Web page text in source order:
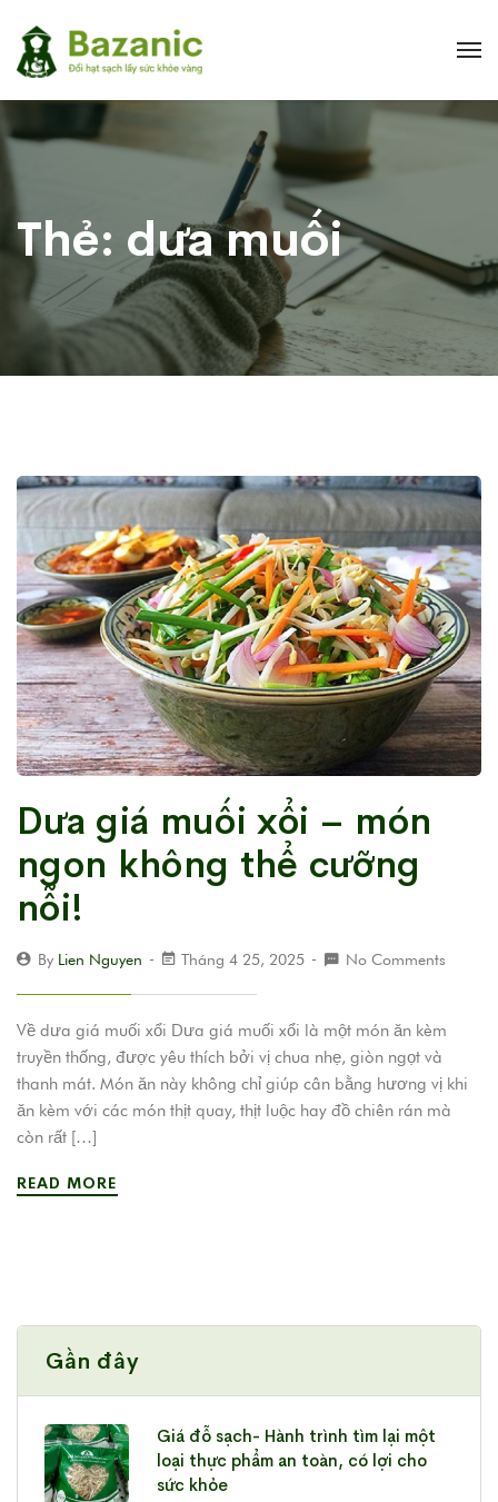
Thẻ: dưa muối
Dưa giá muối xổi – món
ngon không thể cưỡng
nỗi!
By Lien Nguyen Tháng 4 25, 2025 No Comments
Về dưa giá muối xổi Dưa giá muối xổi là một món ăn kèm
truyền thống, được yêu thích bởi vị chua nhẹ, giòn ngọt và
thanh mát. Món ăn này không chỉ giúp cân bằng hương vị khi
ăn kèm với các món thịt quay, thịt luộc hay đồ chiên rán mà
còn rất […]
READ MORE
Gần đây
Giá đỗ sạch- Hành trình tìm lại một
loại thực phẩm an toàn, có lợi cho
sức khỏe